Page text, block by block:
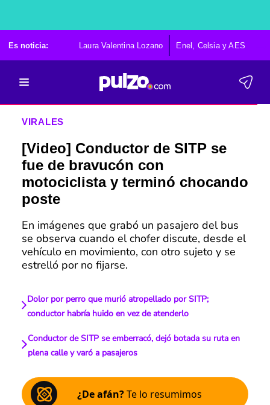
Es noticia: Laura Valentina Lozano Enel, Celsia y AES
VIRALES
[Video] Conductor de SITP se
fue de bravucón con
motociclista y terminó chocando
poste
En imágenes que grabó un pasajero del bus
se observa cuando el chofer discute, desde el
vehículo en movimiento, con otro sujeto y se
estrelló por no fijarse.
Dolor por perro que murió atropellado por SITP;
conductor habría huido en vez de atenderlo
Conductor de SITP se emberracó, dejó botada su ruta en
plena calle y varó a pasajeros
¿De afán?Te lo resumimos